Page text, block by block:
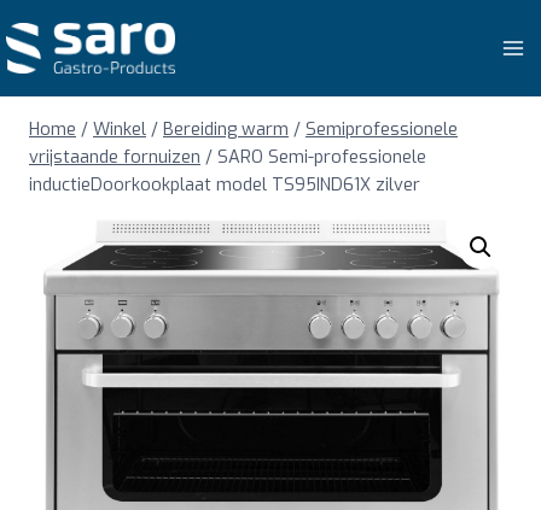
naar
inhoud
Home / Winkel / Bereiding warm / Semiprofessionele
vrijstaande fornuizen / SARO Semi-professionele
inductieDoorkookplaat model TS95IND61X zilver